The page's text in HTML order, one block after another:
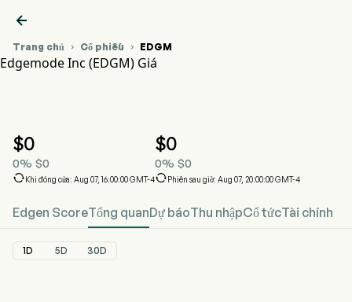

Trang chủ  Cổ phiếu  EDGM
Edgemode Inc (EDGM) Giá
$0
0% $0
Khi đóng cửa: Aug 07, 16:00:00 GMT-4
$0
0% $0
Phiên sau giờ: Aug 07, 20:00:00 GMT-4
Edgen ScoreTổng quanDự báoThu nhậpCổ tứcTài chính
1D 5D 30D